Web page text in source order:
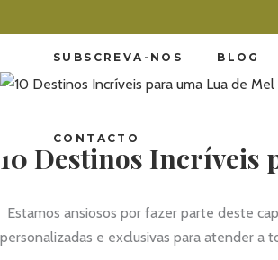
SUBSCREVA-NOS BLOG
CONTACTO
10 Destinos Incríveis
Estamos ansiosos por fazer parte deste
personalizadas e exclusivas para atender a